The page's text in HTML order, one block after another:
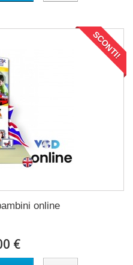
SCONTI!
online
€